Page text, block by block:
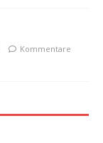
Kommentare